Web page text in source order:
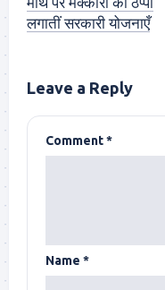
लगातीं सरकारी योजनाएँ
Leave a Reply
Comment*
Name *